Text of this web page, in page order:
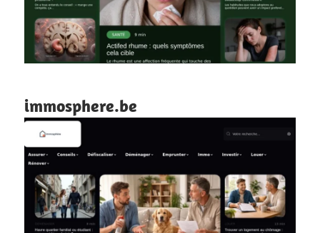
immosphere.be